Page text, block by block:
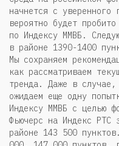
начнется с
вероятно будет
по Индексу ММВБ.
в районе 1390-1400
Мы сохраняем
как рассматриваем
тренда. Даже в случае,
ожидаем еще одну
Индексу ММВБ с целью
Фьючерс на Индекс РТС
районе 143 500